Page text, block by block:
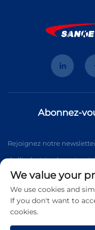
Abonnez-
Rejoignez notre
de l'industrie, des mises
équipe.
We value your
We use cookies and
If you don't want to
cookies.